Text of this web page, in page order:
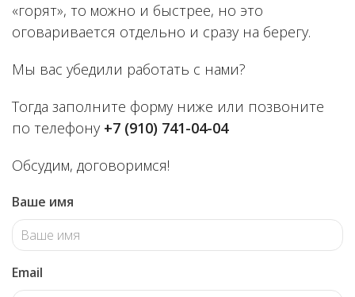
«горят», то можно и быстрее, но это
оговаривается отдельно и сразу на берегу.
Мы вас убедили работать с нами?
Тогда заполните форму ниже или позвоните
по телефону +7 (910) 741-04-04
Обсудим, договоримся!
Ваше имя
Email